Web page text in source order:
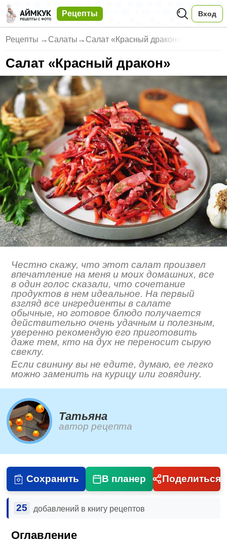
Рецепты Вход
Рецепты → Салаты → Салат «Красный дракон»
Салат «Красный дракон»
Честно скажу, что этот салат произвел
впечатление на меня и моих домашних, все
в один голос сказали, что сочетание
продуктов в нем идеальное. На первый
взгляд все ингредиенты в салате
обычные, но готовое блюдо получается
действительно очень удачным и полезным,
уверенно рекомендую его приготовить
даже тем, кто на дух не переносит сырую
свеклу.
Если свинину вы не едите, думаю, ее легко
можно заменить на курицу или говядину.
Татьяна
автор рецепта
Сохранить В планер Поделиться
25 добавлений в книгу рецептов
Оглавление